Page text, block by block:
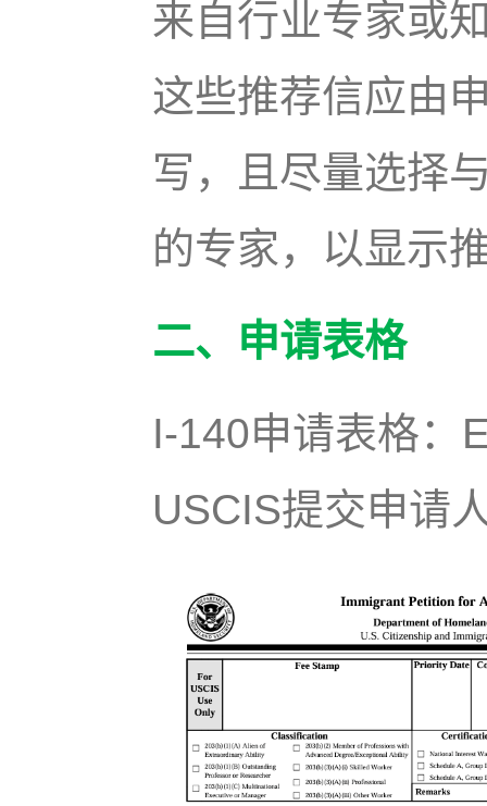
来自行业专家或
这些推荐信应由
写，且尽量选择
的专家，以显示
二、申请表格
I-140申请表格：
USCIS提交申请